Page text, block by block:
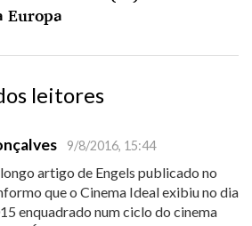
Europa
leitores
9/8/2016, 15:44
artigo de Engels publicado no
que o Cinema Ideal exibiu no dia
enquadrado num ciclo do cinema